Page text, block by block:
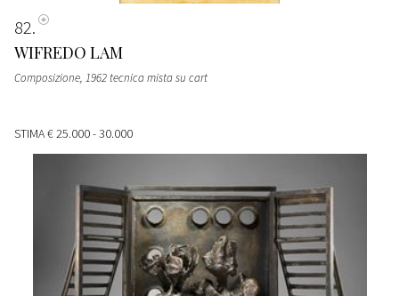
82
WIFREDO LAM
Composizione, 1962 tecnica mista su cart
STIMA€ 25.000 - 30.000